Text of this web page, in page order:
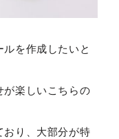
を作成したいと
が楽しいこちらの
おり、大部分が特